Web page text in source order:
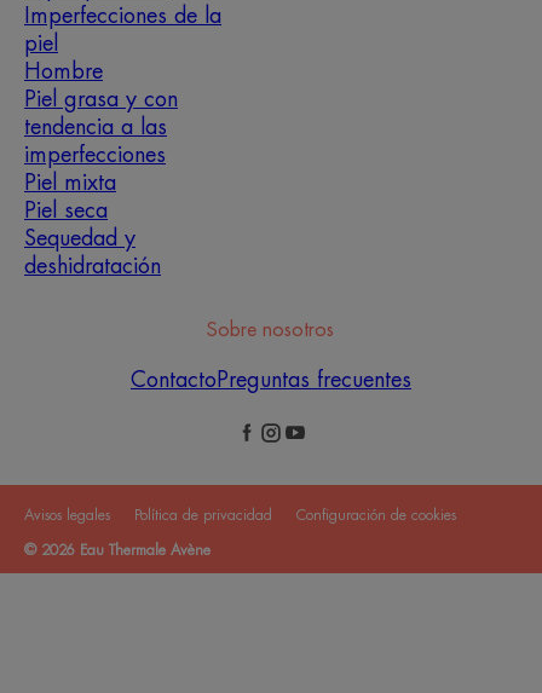
Imperfecciones de la
piel
Hombre
Piel grasa y con
tendencia a las
imperfecciones
Piel mixta
Piel seca
Sequedad y
deshidratación
Sobre nosotros
Contacto Preguntas frecuentes
Avisos legales Política de privacidad Configuración de cookies
© 2026 Eau Thermale Avène